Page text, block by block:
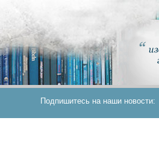
Подпишитесь на наши новости: